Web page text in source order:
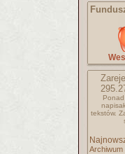
tekstów.
Archiwum